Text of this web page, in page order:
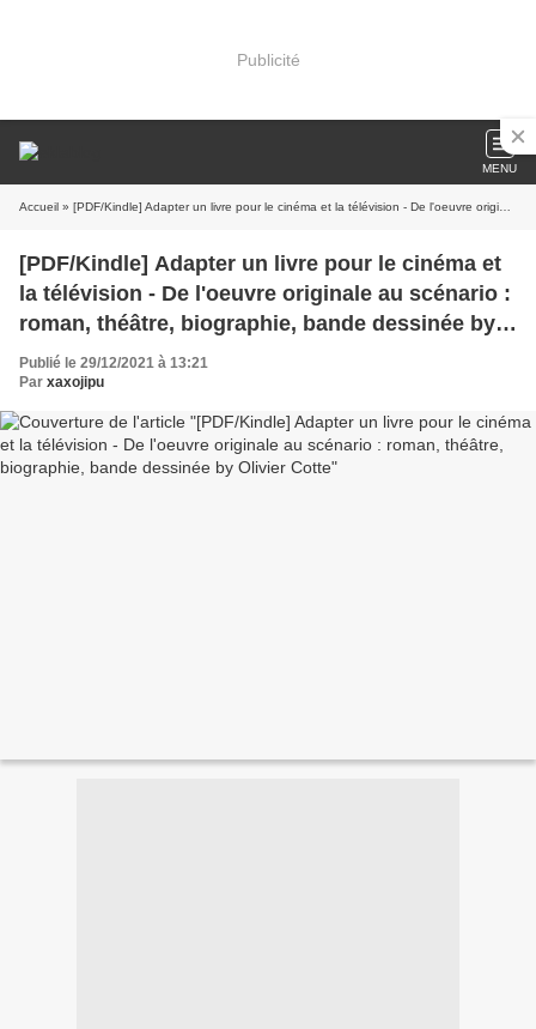
Publicité
MENU
Accueil » [PDF/Kindle] Adapter un livre pour le cinéma et la télévision - De l'oeuvre originale au scénario : roman, théâtre, biographie, bande dessinée by Olivier Cotte
[PDF/Kindle] Adapter un livre pour le cinéma et
la télévision - De l'oeuvre originale au scénario :
roman, théâtre, biographie, bande dessinée by
Olivier Cotte
Publié le 29/12/2021 à 13:21
Par xaxojipu